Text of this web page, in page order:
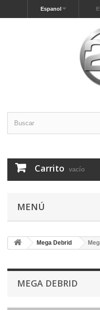
Espanol
Carrito vacío
MENÚ
Mega Debrid
MEGA DEBRID